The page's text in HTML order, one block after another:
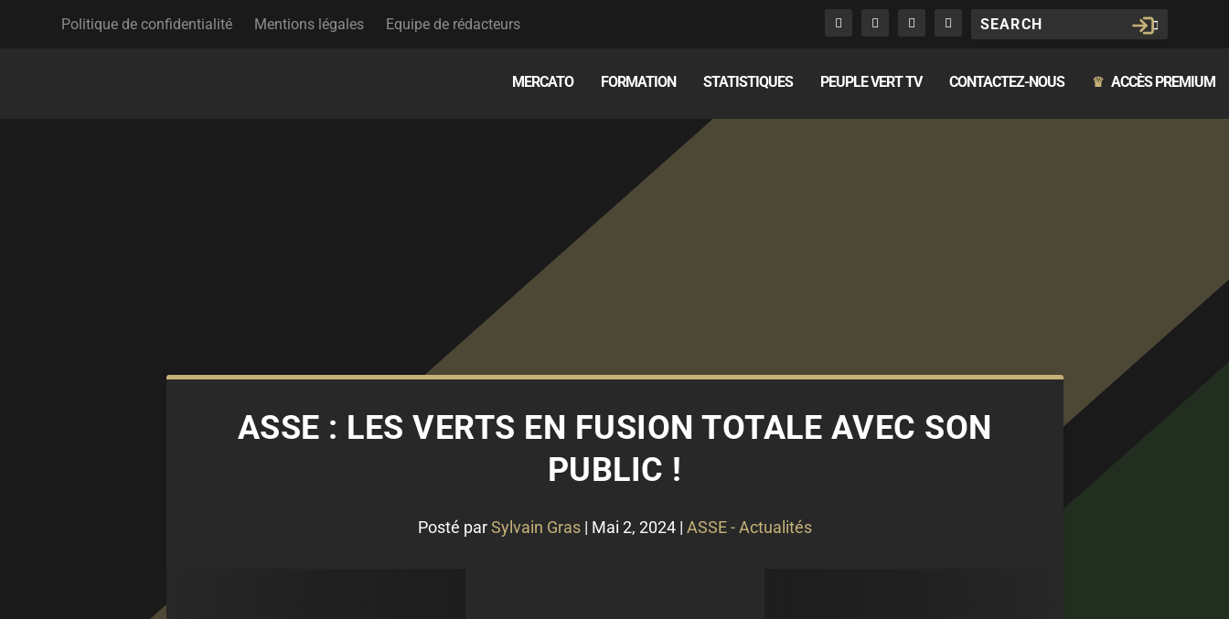
Politique de confidentialité Mentions légales Equipe de rédacteurs
MERCATO FORMATION STATISTIQUES PEUPLE VERT TV CONTACTEZ-NOUS ♛ ACCÈS PREMIUM
ASSE : LES VERTS EN FUSION TOTALE AVEC SON
PUBLIC !
Posté parSylvain Gras| Mai 2, 2024| ASSE - Actualités